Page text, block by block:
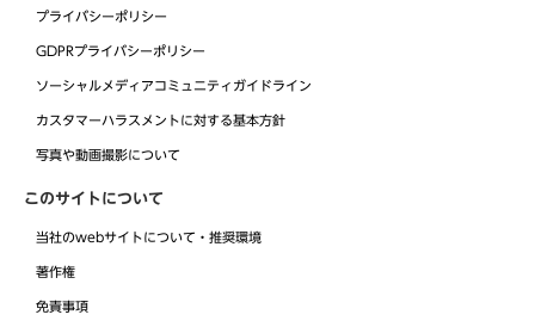
プライバシーポリシー
GDPRプライバシーポリシー
ソーシャルメディアコミュニティガイドライン
カスタマーハラスメントに対する基本方針
写真や動画撮影について
このサイトについて
当社のwebサイトについて・推奨環境
著作権
免責事項